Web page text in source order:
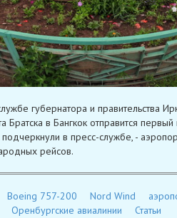
губернатора и правительства
Братска в Бангкок отправится
в пресс-службе, -
рейсов.
Boeing 757-200 Nord Wind
Оренбургские авиалинии
Статьи